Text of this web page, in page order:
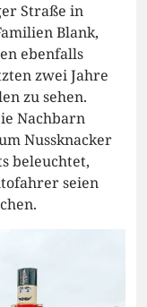
Straße in
Blank,
ebenfalls
zwei Jahre
zu sehen.
Nachbarn
Nussknacker
beleuchtet,
seien